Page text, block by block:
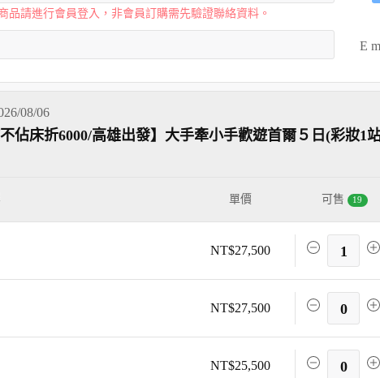
品請進行會員登入，非會員訂購需先驗證聯絡資料。
E
08/06
不佔床折6000/高雄出發】大手牽小手歡遊首爾５日(彩妝1
單價 可售 19
NT$27,500 1
NT$27,500 0
NT$25,500 0